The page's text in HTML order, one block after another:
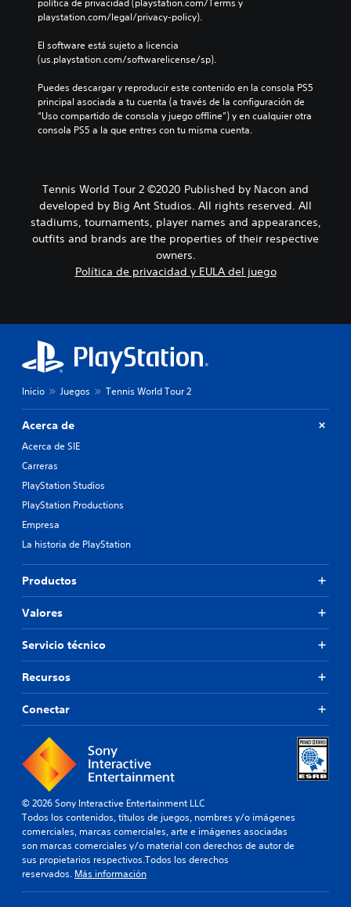
playstation.com/legal/privacy-policy).
El software está sujeto a licencia
(us.playstation.com/softwarelicense/sp).
Puedes descargar y reproducir este contenido en la consola PS5
principal asociada a tu cuenta (a través de la configuración de
“Uso compartido de consola y juego offline”) y en cualquier otra
consola PS5 a la que entres con tu misma cuenta.
Tennis World Tour 2 ©2020 Published by Nacon and
developed by Big Ant Studios. All rights reserved. All
stadiums, tournaments, player names and appearances,
outfits and brands are the properties of their respective
owners.
Política de privacidad y EULA del juego
Inicio Juegos Tennis World Tour 2
Acerca de
Acerca de SIE
Carreras
PlayStation Studios
PlayStation Productions
Empresa
La historia de PlayStation
Productos
Valores
Servicio técnico
Recursos
Conectar
© 2026 Sony Interactive Entertainment LLC
Todos los contenidos, títulos de juegos, nombres y/o imágenes
comerciales, marcas comerciales, arte e imágenes asociadas
son marcas comerciales y/o material con derechos de autor de
sus propietarios respectivos.Todos los derechos
reservados. Más información